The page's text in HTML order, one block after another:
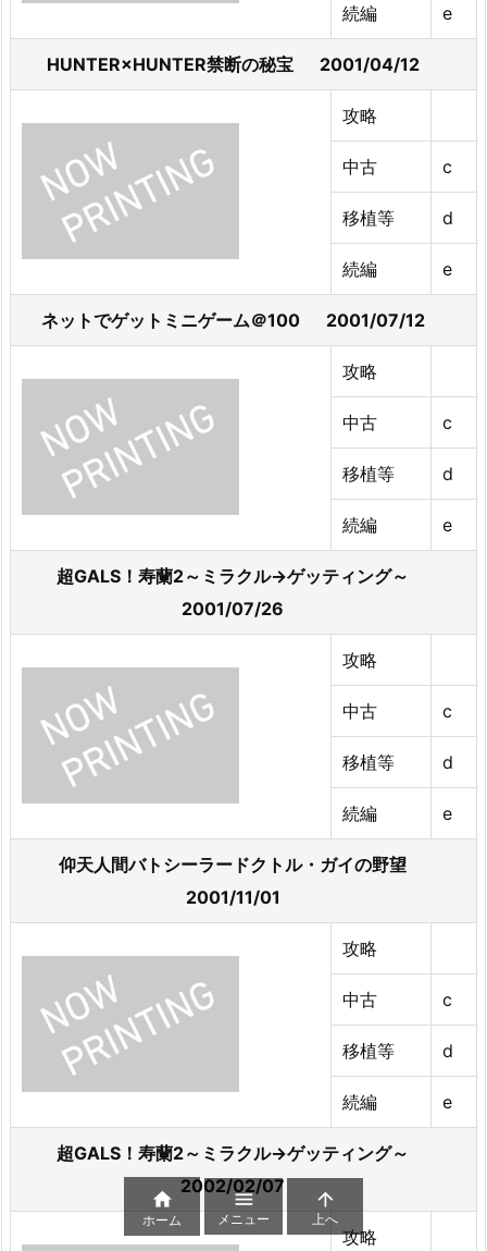
続編 e
HUNTER×HUNTER禁断の秘宝 2001/04/12
攻略
中古 c
移植等 d
続編 e
ネットでゲットミニゲーム＠100 2001/07/12
攻略
中古 c
移植等 d
続編 e
超GALS！寿蘭2～ミラクル→ゲッティング～
2001/07/26
攻略
中古 c
移植等 d
続編 e
仰天人間バトシーラードクトル・ガイの野望
2001/11/01
攻略
中古 c
移植等 d
続編 e
超GALS！寿蘭2～ミラクル→ゲッティング～
2002/02/07
攻略

ホーム

メニュー

上へ